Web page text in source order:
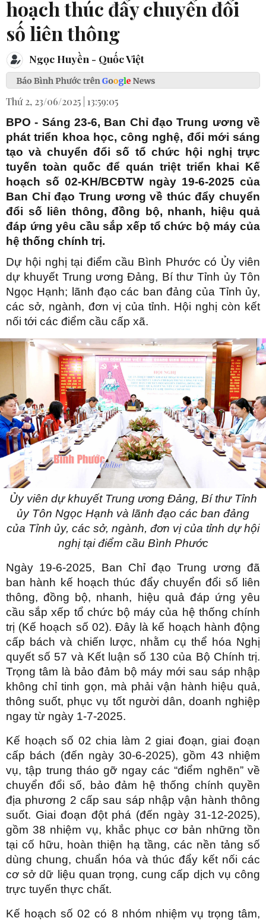
hoạch thúc đẩy chuyển đổi
số liên thông
Ngọc Huyền - Quốc Việt
Thứ 2, 23/06/2025 | 13:59:05
BPO - Sáng 23-6, Ban Chỉ đạo Trung ương về
phát triển khoa học, công nghệ, đổi mới sáng
tạo và chuyển đổi số tổ chức hội nghị trực
tuyến toàn quốc để quán triệt triển khai Kế
hoạch số 02-KH/BCĐTW ngày 19-6-2025 của
Ban Chỉ đạo Trung ương về thúc đẩy chuyển
đổi số liên thông, đồng bộ, nhanh, hiệu quả
đáp ứng yêu cầu sắp xếp tổ chức bộ máy của
hệ thống chính trị.
Dự hội nghị tại điểm cầu Bình Phước có Ủy viên
dự khuyết Trung ương Đảng, Bí thư Tỉnh ủy Tôn
Ngọc Hạnh; lãnh đạo các ban đảng của Tỉnh ủy,
các sở, ngành, đơn vị của tỉnh. Hội nghị còn kết
nối tới các điểm cầu cấp xã.
Ủy viên dự khuyết Trung ương Đảng, Bí thư Tỉnh
ủy Tôn Ngọc Hạnh và lãnh đạo các ban đảng
của Tỉnh ủy, các sở, ngành, đơn vị của tỉnh dự hội
nghị tại điểm cầu Bình Phước
Ngày 19-6-2025, Ban Chỉ đạo Trung ương đã
ban hành kế hoạch thúc đẩy chuyển đổi số liên
thông, đồng bộ, nhanh, hiệu quả đáp ứng yêu
cầu sắp xếp tổ chức bộ máy của hệ thống chính
trị (Kế hoạch số 02). Đây là kế hoạch hành động
cấp bách và chiến lược, nhằm cụ thể hóa Nghị
quyết số 57 và Kết luận số 130 của Bộ Chính trị.
Trọng tâm là bảo đảm bộ máy mới sau sáp nhập
không chỉ tinh gọn, mà phải vận hành hiệu quả,
thông suốt, phục vụ tốt người dân, doanh nghiệp
ngay từ ngày 1-7-2025.
Kế hoạch số 02 chia làm 2 giai đoạn, giai đoạn
cấp bách (đến ngày 30-6-2025), gồm 43 nhiệm
vụ, tập trung tháo gỡ ngay các “điểm nghẽn” về
chuyển đổi số, bảo đảm hệ thống chính quyền
địa phương 2 cấp sau sáp nhập vận hành thông
suốt. Giai đoạn đột phá (đến ngày 31-12-2025),
gồm 38 nhiệm vụ, khắc phục cơ bản những tồn
tại cố hữu, hoàn thiện hạ tầng, các nền tảng số
dùng chung, chuẩn hóa và thúc đẩy kết nối các
cơ sở dữ liệu quan trọng, cung cấp dịch vụ công
trực tuyến thực chất.
Kế hoạch số 02 có 8 nhóm nhiệm vụ trọng tâm,